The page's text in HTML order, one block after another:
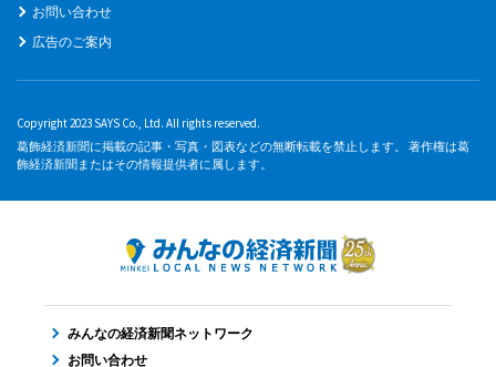
お問い合わせ
広告のご案内
Copyright 2023 SAYS Co., Ltd. All rights reserved.
葛飾経済新聞に掲載の記事・写真・図表などの無断転載を禁止します。 著作権は葛
飾経済新聞またはその情報提供者に属します。
みんなの経済新聞ネットワーク
お問い合わせ